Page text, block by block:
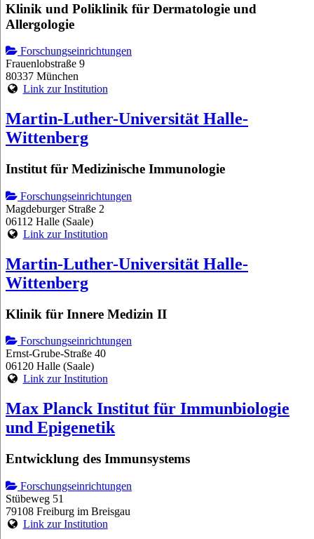
Klinik und Poliklinik für Dermatologie und
Allergologie
Forschungseinrichtungen
Frauenlobstraße 9
80337 München
Link zur Institution
Martin-Luther-Universität Halle-
Wittenberg
Institut für Medizinische Immunologie
Forschungseinrichtungen
Magdeburger Straße 2
06112 Halle (Saale)
Link zur Institution
Martin-Luther-Universität Halle-
Wittenberg
Klinik für Innere Medizin II
Forschungseinrichtungen
Ernst-Grube-Straße 40
06120 Halle (Saale)
Link zur Institution
Max Planck Institut für Immunbiologie
und Epigenetik
Entwicklung des Immunsystems
Forschungseinrichtungen
Stübeweg 51
79108 Freiburg im Breisgau
Link zur Institution